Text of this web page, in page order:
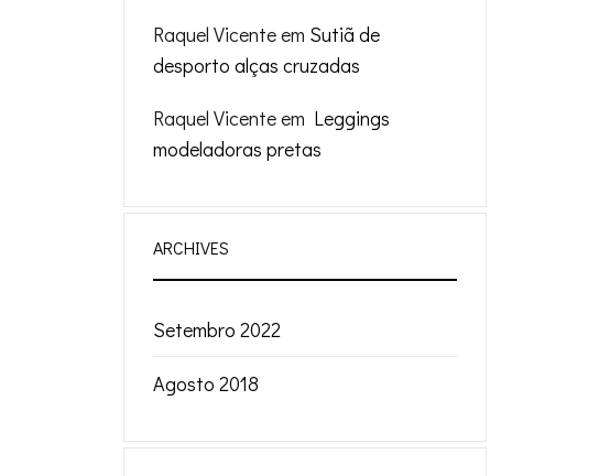
Raquel Vicenteem Sutiã de
desporto alças cruzadas
Raquel Vicenteem Leggings
modeladoras pretas
ARCHIVES
Setembro 2022
Agosto 2018